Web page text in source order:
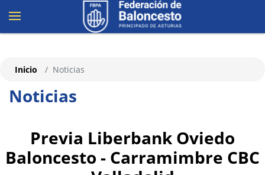
Noticias
Inicio Noticias
Previa Liberbank Oviedo
Baloncesto - Carramimbre CBC